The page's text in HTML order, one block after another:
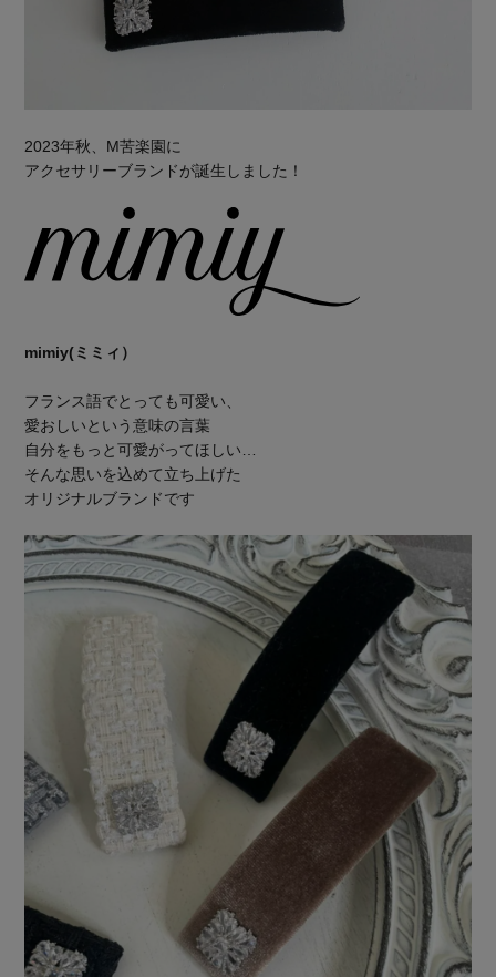
2023年秋、M苦楽園に
アクセサリーブランドが誕生しました！
mimiy(ミミィ）
フランス語でとっても可愛い、
愛おしいという意味の言葉
自分をもっと可愛がってほしい…
そんな思いを込めて立ち上げた
オリジナルブランドです